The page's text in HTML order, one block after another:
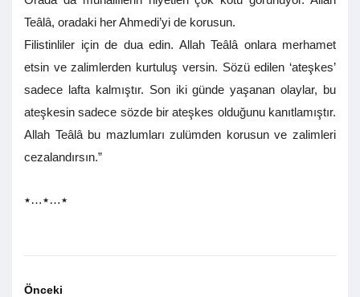
Teâlâ, oradaki her Ahmedi’yi de korusun.
Filistinliler için de dua edin. Allah Teâlâ onlara merhamet
etsin ve zalimlerden kurtuluş versin. Sözü edilen ‘ateşkes’
sadece lafta kalmıştır. Son iki günde yaşanan olaylar, bu
ateşkesin sadece sözde bir ateşkes olduğunu kanıtlamıştır.
Allah Teâlâ bu mazlumları zulümden korusun ve zalimleri
cezalandırsın.”
٭…٭…٭
Önceki